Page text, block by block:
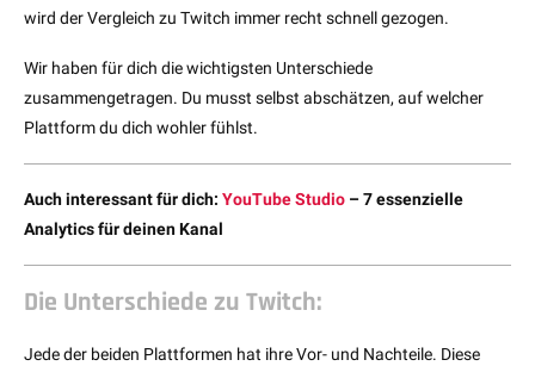
wird der Vergleich zu Twitch immer recht schnell gezogen.
Wir haben für dich die wichtigsten Unterschiede
zusammengetragen. Du musst selbst abschätzen, auf welcher
Plattform du dich wohler fühlst.
Auch interessant für dich: YouTube Studio – 7 essenzielle
Analytics für deinen Kanal
Die Unterschiede zu Twitch:
Jede der beiden Plattformen hat ihre Vor- und Nachteile. Diese